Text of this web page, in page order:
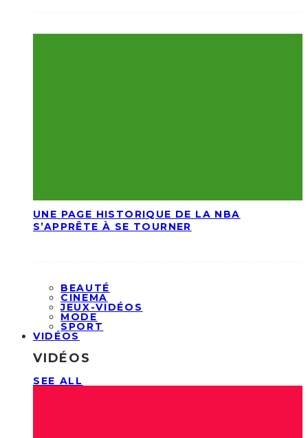
UNE PAGE HISTORIQUE DE LA NBA
S’APPRÊTE À SE TOURNER
BEAUTÉ
CINEMA
JEUX-VIDÉOS
MODE
SPORT
VIDÉOS
VIDÉOS
SEE ALL